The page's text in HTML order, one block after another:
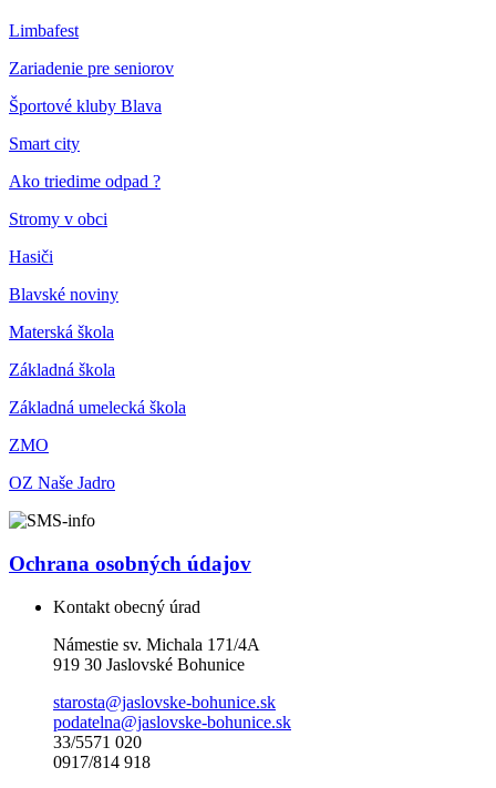
Limbafest
Zariadenie pre seniorov
Športové kluby Blava
Smart city
Ako triedime odpad ?
Stromy v obci
Hasiči
Blavské noviny
Materská škola
Základná škola
Základná umelecká škola
ZMO
OZ Naše Jadro
Ochrana osobných údajov
Kontakt obecný úrad
Námestie sv. Michala 171/4A
919 30 Jaslovské Bohunice
starosta@jaslovske-bohunice.sk
podatelna@jaslovske-bohunice.sk
33/5571 020
0917/814 918